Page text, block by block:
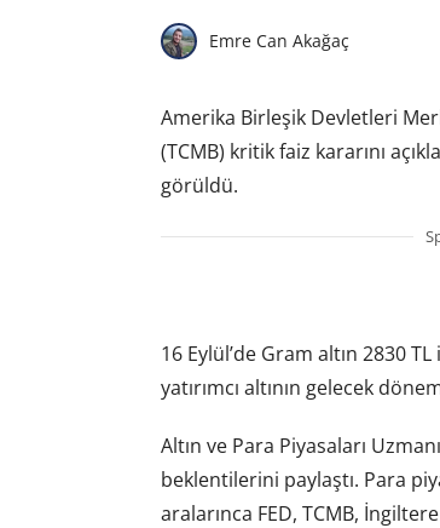
Emre Can Akağaç
Amerika Birleşik Devletleri
(TCMB) kritik faiz kararını
görüldü.
16 Eylül’de Gram altın 2830
yatırımcı altının gelecek
Altın ve Para Piyasaları
beklentilerini paylaştı. Para
aralarınca FED, TCMB,